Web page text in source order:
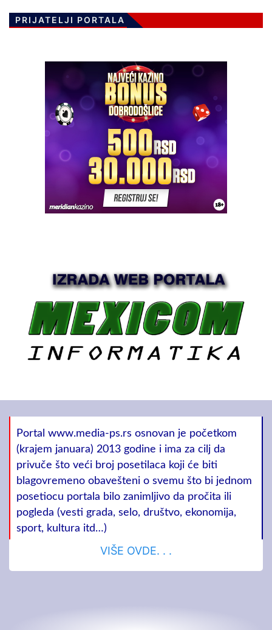
PRIJATELJI PORTALA
Portal www.media-ps.rs osnovan je početkom
(krajem januara) 2013 godine i ima za cilj da
privuče što veći broj posetilaca koji će biti
blagovremeno obavešteni o svemu što bi jednom
posetiocu portala bilo zanimljivo da pročita ili
pogleda (vesti grada, selo, društvo, ekonomija,
sport, kultura itd…)
VIŠE OVDE. . .